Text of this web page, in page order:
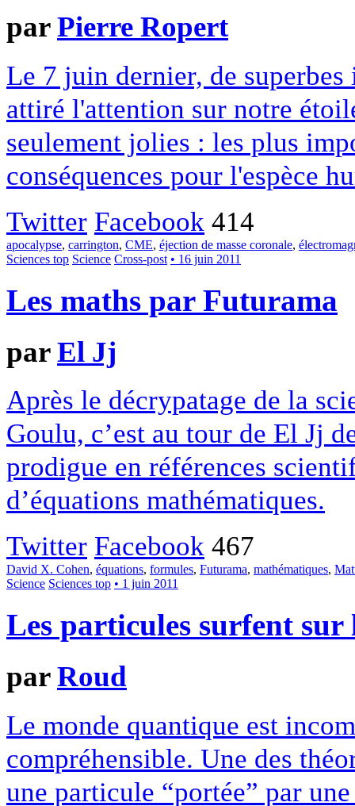
parPierre Ropert
Le 7 juin dernier, de
attiré l'attention sur notre
seulement jolies : les plus
conséquences pour l'espèce
Twitter Facebook 414
apocalypse, carrington, CME, éjection de masse coronale,
Sciences top Science Cross-post • 16 juin 2011
Les maths par Futurama
parEl Jj
Après le décrypatage de la
Goulu, c’est au tour de El Jj
prodigue en références
d’équations mathématiques.
Twitter Facebook 467
David X. Cohen, équations, formules, Futurama, mathématiques,
Science Sciences top • 1 juin 2011
Les particules surfent sur
parRoud
Le monde quantique est
compréhensible. Une des
une particule “portée” par